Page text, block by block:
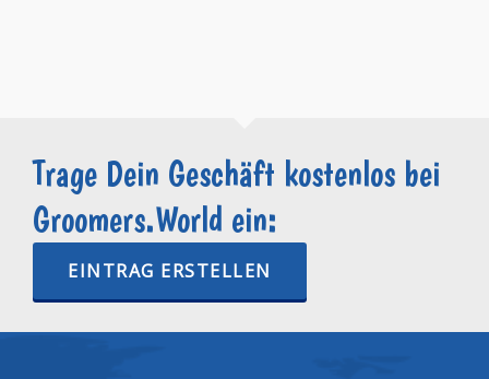
Trage Dein Geschäft kostenlos bei
Groomers.World ein:
EINTRAG ERSTELLEN